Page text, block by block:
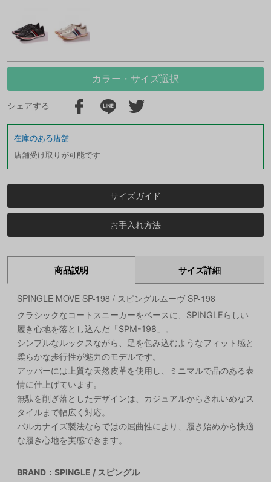
カラー・サイズ選択
シェアする
在庫のある店舗
店舗受け取りが可能です
サイズガイド
お手入れ方法
商品説明 サイズ詳細
SPINGLE MOVE SP-198 / スピングルムーヴ SP-198
クラシックなコートスニーカーをベースに、SPINGLEらしい
履き心地を落とし込んだ「SPM-198」。
シンプルなルックスながら、足を包み込むようなフィット感と
柔らかな歩行性が魅力のモデルです。
アッパーには上質な天然皮革を使用し、ミニマルで品のある表
情に仕上げています。
無駄を削ぎ落としたデザインは、カジュアルからきれいめなス
タイルまで幅広く対応。
バルカナイズ製法ならではの屈曲性により、履き始めから快適
な履き心地を実感できます。
BRAND：SPINGLE / スピングル